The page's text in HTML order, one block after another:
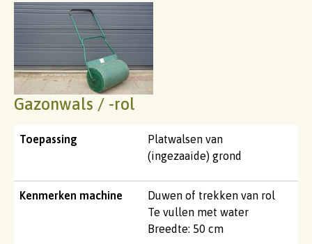
Gazonwals / -rol
Toepassing
Platwalsen van
(ingezaaide) grond
Kenmerken machine
Duwen of trekken van rol
Te vullen met water
Breedte: 50 cm